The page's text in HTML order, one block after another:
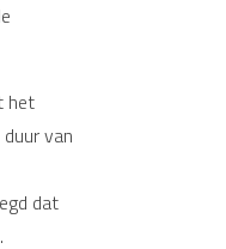
het
van
dat